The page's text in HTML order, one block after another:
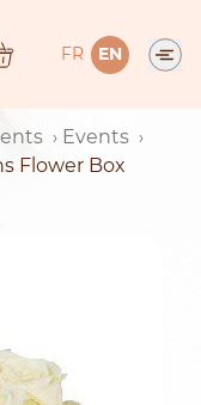
FR EN
Events
Flower Box